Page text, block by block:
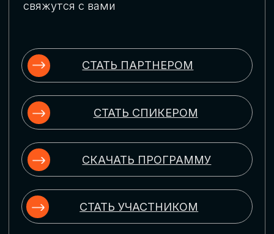
ИСКУССТВЕННЫЙ
Узнаем как компании адаптируются к
новой ИИ-реальности. Как ИИ-
сотрудники становятся
«полноправными» членами команды, как
ИИ-помощники забирают на себя рутину
и как можно значительно увеличить
производительность без огромных
затрат на нейросети
ЦИФРОВИЗАЦИЯ
УПРАВЛЕНИЯ ПЕРСОНАЛОМ
Рассмотрим управление человеческим
комплексные решения для роста
производительности и кейсы
оптимизации процессов найма,
развития, оценки и удержания